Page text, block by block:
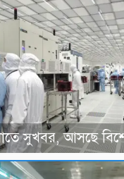
সুখবর, আসছে